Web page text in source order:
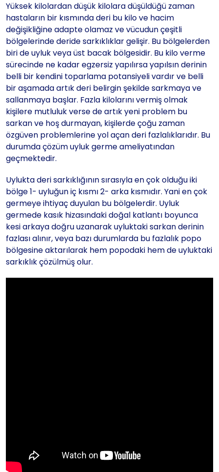
Yüksek kilolardan düşük kilolara düşüldüğü zaman
hastaların bir kısmında deri bu kilo ve hacim
değişikliğine adapte olamaz ve vücudun çeşitli
bölgelerinde deride sarkıklıklar gelişir. Bu bölgelerden
biri de uyluk veya üst bacak bölgesidir. Bu kilo verme
sürecinde ne kadar egzersiz yapılırsa yapılsın derinin
belli bir kendini toparlama potansiyeli vardır ve belli
bir aşamada artık deri belirgin şekilde sarkmaya ve
sallanmaya başlar. Fazla kilolarını vermiş olmak
kişilere mutluluk verse de artık yeni problem bu
sarkan ve hoş durmayan, kişilerde çoğu zaman
özgüven problemlerine yol açan deri fazlalıklarıdır. Bu
durumda çözüm uyluk germe ameliyatından
geçmektedir.
Uylukta deri sarkıklığının sırasıyla en çok olduğu iki
bölge 1- uyluğun iç kısmı 2- arka kısmıdır. Yani en çok
germeye ihtiyaç duyulan bu bölgelerdir. Uyluk
germede kasık hizasındaki doğal katlantı boyunca
kesi arkaya doğru uzanarak uyluktaki sarkan derinin
fazlası alınır, veya bazı durumlarda bu fazlalık popo
bölgesine aktarılarak hem popodaki hem de uyluktaki
sarkıklık çözülmüş olur.